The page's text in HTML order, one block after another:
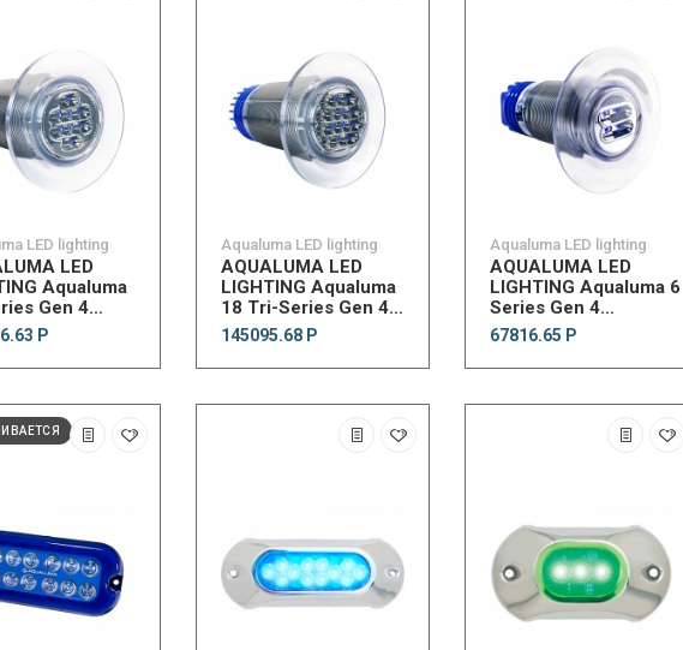
LED lighting
LED
Aqualuma
Gen 4
Light -
Р
Aqualuma LED lighting
AQUALUMA LED
LIGHTING Aqualuma
18 Tri-Series Gen 4
Underwater Light -
Blue/White
145095.68 Р
Aqualuma LED lighting
AQUALUMA LED
LIGHTING Aqualuma 6
Series Gen 4
Underwater Light -
Blue
67816.65 Р